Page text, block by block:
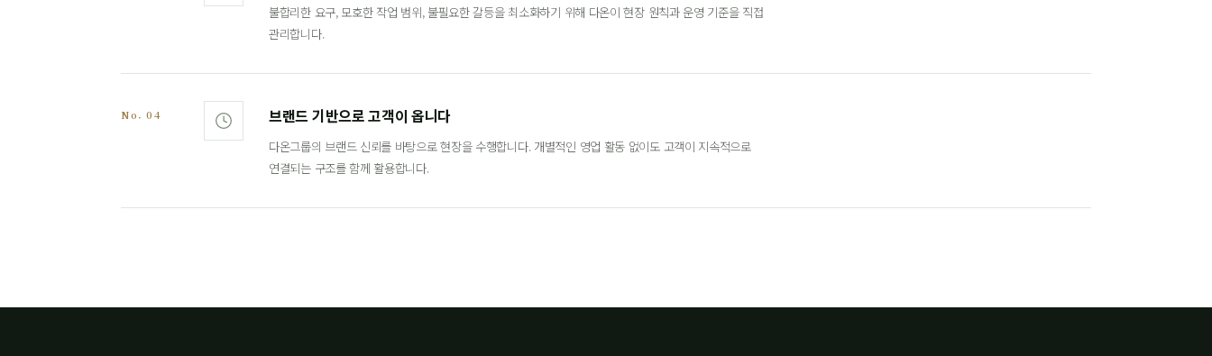
불합리한 요구, 모호한 작업 범위, 불필요한 갈등을 최소화하기 위해 다온이 현장 원칙과 운영 기준을 직접
관리합니다.
No. 04 브랜드 기반으로 고객이 옵니다
다온그룹의 브랜드 신뢰를 바탕으로 현장을 수행합니다. 개별적인 영업 활동 없이도 고객이 지속적으로
연결되는 구조를 함께 활용합니다.